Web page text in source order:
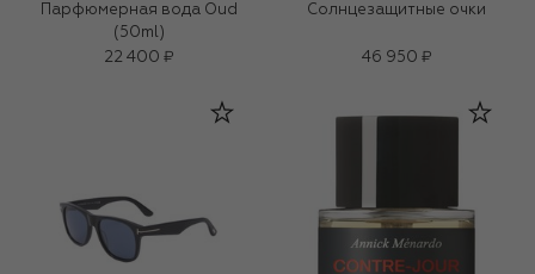
Парфюмерная вода Oud
(50ml)
22 400 ₽
Солнцезащитные очки
46 950 ₽